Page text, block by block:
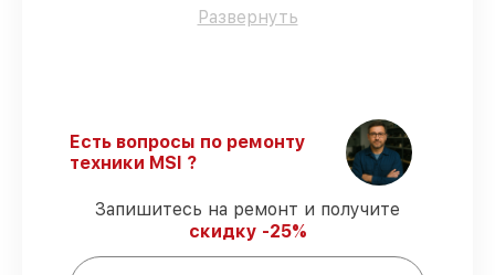
Оригинальные детали– гарантируем
Соблюдение сроков восстановления
обслуживание материнской платы X99A
XPOWER AC выполняется строго в
оговоренные сроки.
Подтвержденная гарантия
работы по сервису проводятся с
Развернуть
Есть вопросы по ремонту
техники MSI ?
Запишитесь на ремонт и получите
скидку -25%